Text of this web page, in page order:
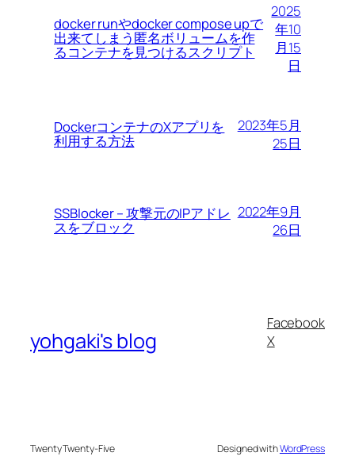
docker runやdocker compose upで
出来てしまう匿名ボリュームを作
るコンテナを見つけるスクリプト
2025
年10
月15
日
DockerコンテナのXアプリを
利用する方法
2023年5月
25日
SSBlocker – 攻撃元のIPアドレ
スをブロック
2022年9月
26日
yohgaki's blog
Facebook
X
Twenty Twenty-Five Designed withWordPress